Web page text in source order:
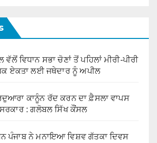
ਵਿਧਾਨ ਸਭਾ ਚੋਣਾਂ ਤੋਂ ਪਹਿਲਾਂ ਮੀਰੀ-ਪੀਰੀ
ਏਕਤਾ ਲਈ ਜਥੇਦਾਰ ਨੂੰ ਅਪੀਲ
ਕਾਨੂੰਨ ਰੱਦ ਕਰਨ ਦਾ ਫ਼ੈਸਲਾ ਵਾਪਸ
: ਗਲੋਬਲ ਸਿੱਖ ਕੌਂਸਲ
ਪੰਜਾਬ ਨੇ ਮਨਾਇਆ ਵਿਸ਼ਵ ਗੱਤਕਾ ਦਿਵਸ